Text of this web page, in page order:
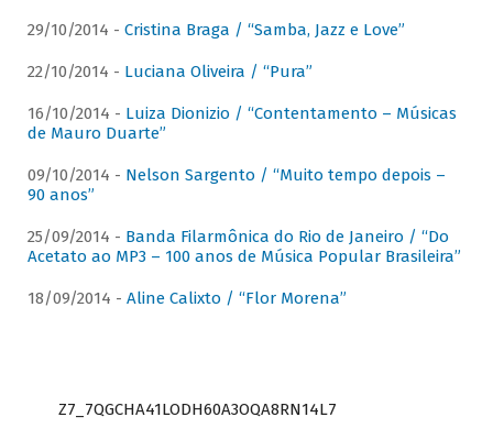
29/10/2014 - Cristina Braga / “Samba, Jazz e Love”
22/10/2014 - Luciana Oliveira / “Pura”
16/10/2014 - Luiza Dionizio / “Contentamento – Músicas
de Mauro Duarte”
09/10/2014 - Nelson Sargento / “Muito tempo depois –
90 anos”
25/09/2014 - Banda Filarmônica do Rio de Janeiro / “Do
Acetato ao MP3 – 100 anos de Música Popular Brasileira”
18/09/2014 - Aline Calixto / “Flor Morena”
Z7_7QGCHA41LODH60A3OQA8RN14L7